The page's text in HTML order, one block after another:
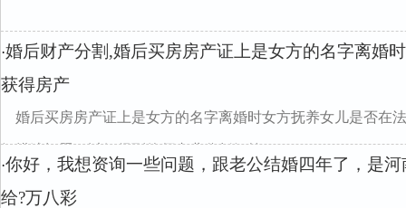
·婚后财产分割,婚后买房房产证上是女方的名字离婚
获得房产
婚后买房房产证上是女方的名字离婚时女方抚养女儿是否在
细描述问题，以便得到律师专业分析解答
·你好，我想资询一些问题，跟老公结婚四年了，是
给?万八彩